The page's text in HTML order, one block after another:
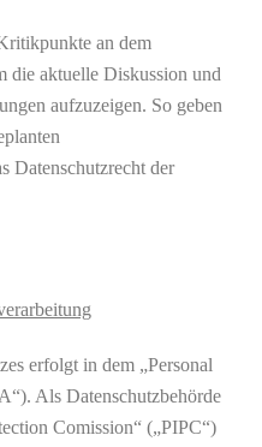
an dem
die aktuelle Diskussion und
aufzuzeigen. So geben
Datenschutzrecht der
erfolgt in dem „Personal
Als Datenschutzbehörde
Comission“ („PIPC“)